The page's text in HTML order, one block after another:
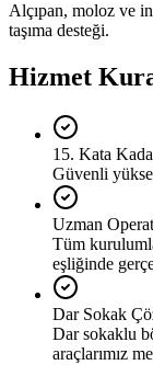
Alçıpan, moloz ve
taşıma desteği.
Hizmet
15. Kata
Güvenli
Uzman
Tüm
eşliğinde
Dar Sokak
Dar sokaklu
araçlarımız